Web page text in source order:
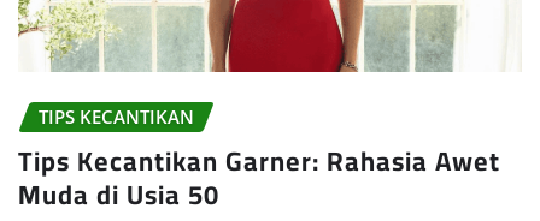
TIPS KECANTIKAN
Tips Kecantikan Garner: Rahasia Awet
Muda di Usia 50